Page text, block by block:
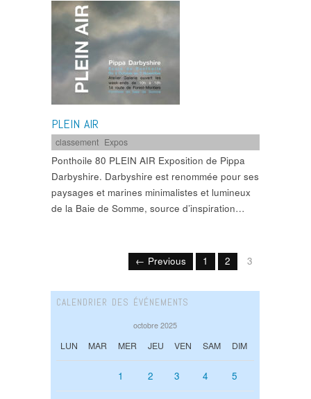
PLEIN AIR
classement Expos
Ponthoile 80 PLEIN AIR Exposition de Pippa
Darbyshire. Darbyshire est renommée pour ses
paysages et marines minimalistes et lumineux
de la Baie de Somme, source d’inspiration…
← Previous 1 2 3
CALENDRIER DES ÉVÉNEMENTS
octobre 2025
LUN MAR MER JEU VEN SAM DIM
1 2 3 4 5